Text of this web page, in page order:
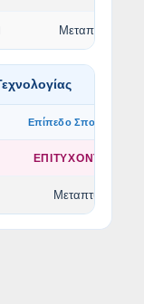
Μεταπτυχιακό
Επίπεδο Σπουδών
ΕΠΙΤΥΧΟΝΤΕΣ/
Μεταπτυχιακό